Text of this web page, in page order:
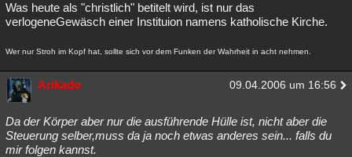
Was heute als "christlich" betitelt wird, ist nur das
verlogeneGewäsch einer Instituion namens katholische Kirche.
Wer nur Stroh im Kopf hat, sollte sich vor dem Funken der Wahrheit in acht nehmen.
Arikado 09.04.2006 um 16:56
Da der Körper aber nur die ausführende Hülle ist, nicht aber die
Steuerung selber,muss da ja noch etwas anderes sein... falls du
mir folgen kannst.